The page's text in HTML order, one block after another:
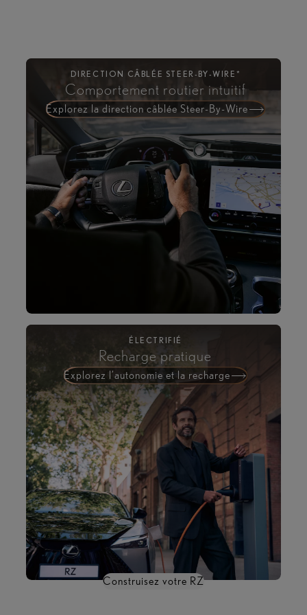
DIRECTION CÂBLÉE STEER-BY-WIRE*
Comportement routier intuitif
Explorez la direction câblée Steer-By-Wire
ÉLECTRIFIÉ
Recharge pratique
Explorez l’autonomie et la recharge
Construisez votre RZ